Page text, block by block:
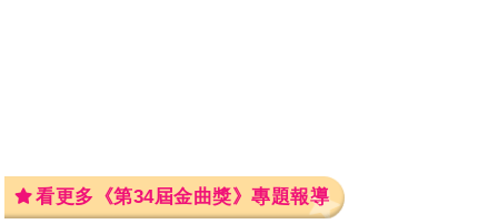
看更多《第34屆金曲獎》專題報導